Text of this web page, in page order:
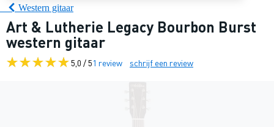
Western gitaar
Art & Lutherie Legacy Bourbon Burst
western gitaar
5,0 / 51 review schrijf een review